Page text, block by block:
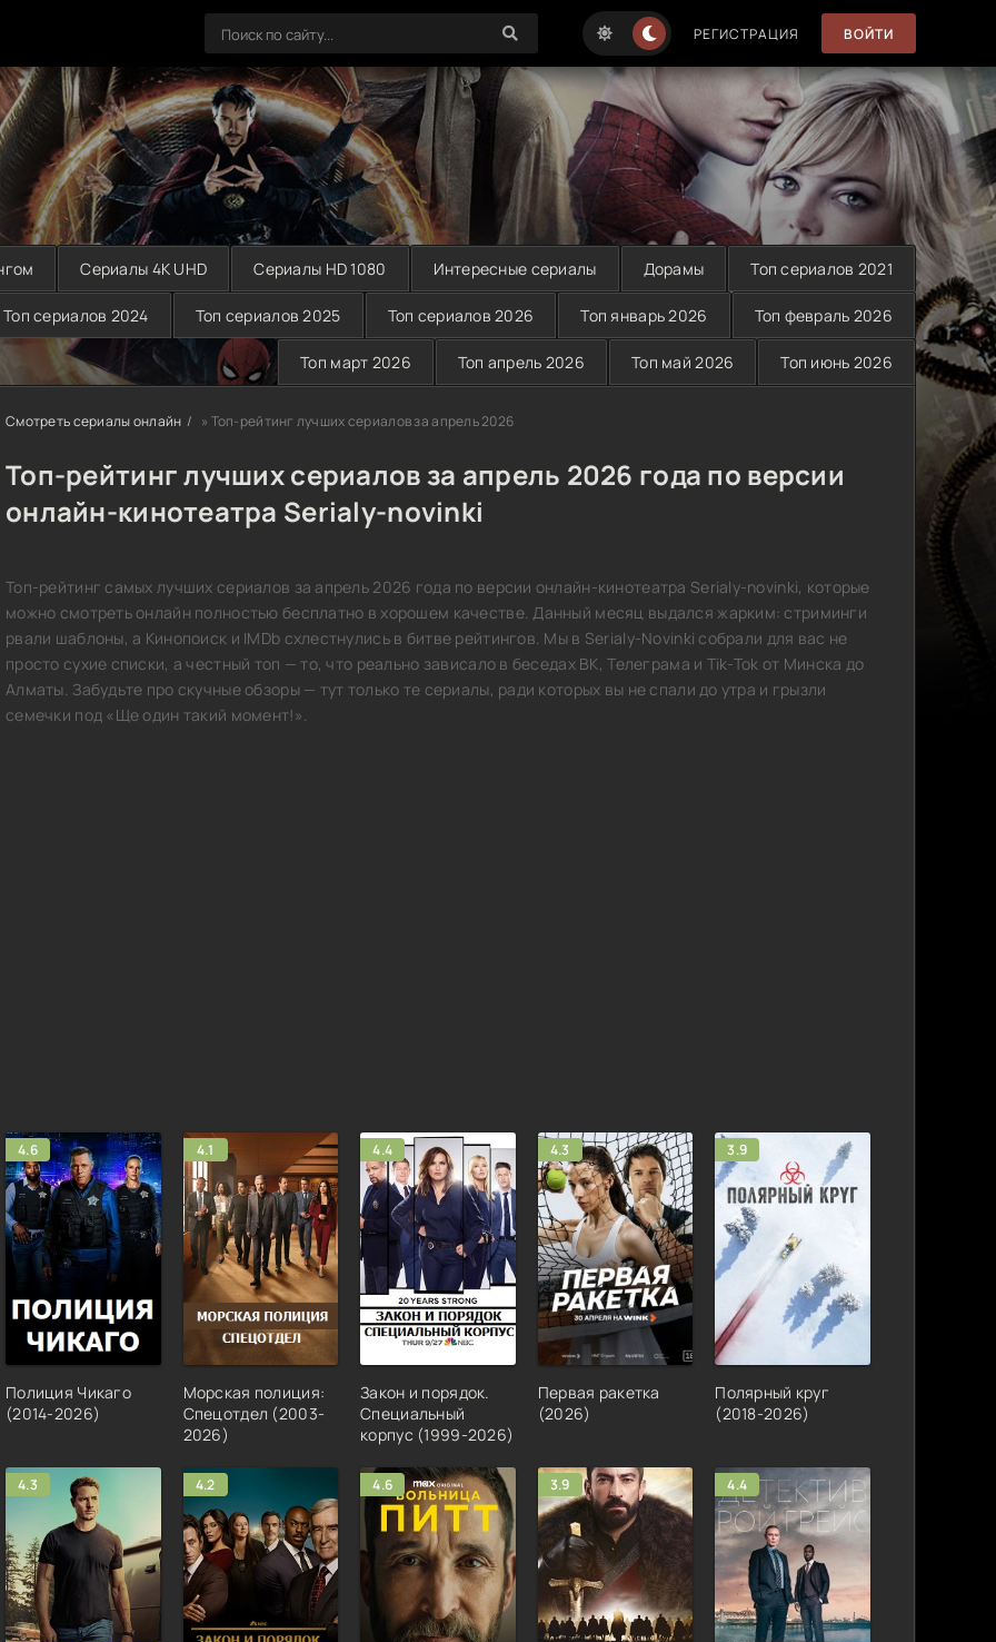
РЕГИСТРАЦИЯ ВОЙТИ
Сериалы 4K UHD Сериалы HD 1080 Интересные сериалы Дорамы Топ сериалов 2021
Топ сериалов 2024 Топ сериалов 2025 Топ сериалов 2026 Топ январь 2026 Топ февраль 2026
Топ март 2026 Топ апрель 2026 Топ май 2026 Топ июнь 2026
Смотреть сериалы онлайн » Топ-рейтинг лучших сериалов за апрель 2026
Топ-рейтинг лучших сериалов за апрель 2026 года по версии
онлайн-кинотеатра Serialy-novinki
Топ-рейтинг самых лучших сериалов за апрель 2026 года по версии онлайн-кинотеатра Serialy-novinki, которые
можно смотреть онлайн полностью бесплатно в хорошем качестве. Данный месяц выдался жарким: стриминги
рвали шаблоны, а Кинопоиск и IMDb схлестнулись в битве рейтингов. Мы в Serialy-Novinki собрали для вас не
просто сухие списки, а честный топ — то, что реально зависало в беседах ВК, Телеграма и Tik-Tok от Минска до
Алматы. Забудьте про скучные обзоры — тут только те сериалы, ради которых вы не спали до утра и грызли
семечки под «Ще один такий момент!».
4.6
Полиция Чикаго
(2014-2026)
4.1
Морская полиция:
Спецотдел (2003-
2026)
4.4
Закон и порядок.
Специальный
корпус (1999-2026)
4.3
Первая ракетка
(2026)
3.9
Полярный круг
(2018-2026)
4.3 4.2 4.6 3.9 4.4